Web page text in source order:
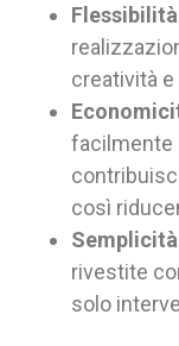
creatività
facilmente
così
rivestite
solo